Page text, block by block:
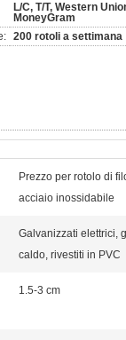
L/C, T/T, Western
MoneyGram
200 rotoli a settimana
Prezzo per rotolo di
acciaio inossidabile
Galvanizzati elettrici,
caldo, rivestiti in PVC
1.5-3 cm